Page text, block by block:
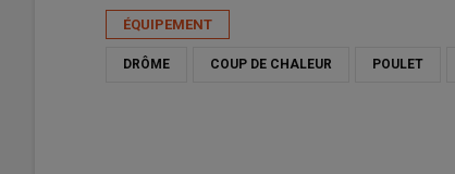
ÉQUIPEMENT
DRÔME COUP DE CHALEUR POULET